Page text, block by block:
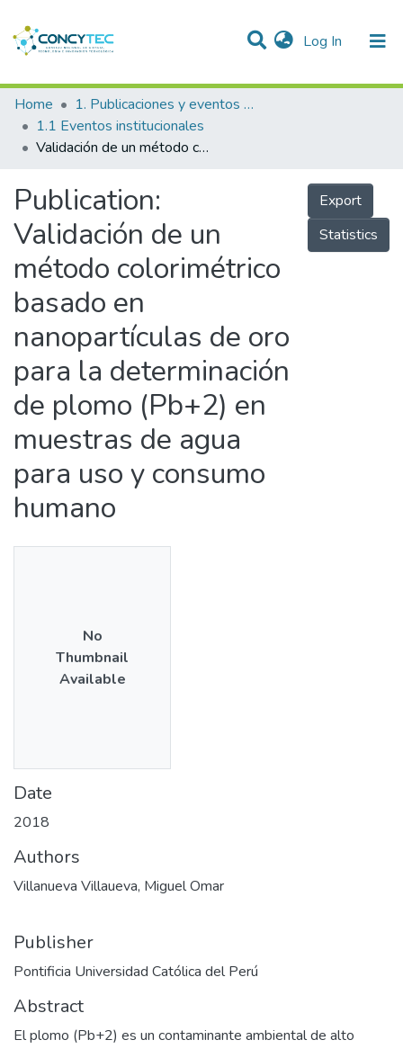
Log In (current)
Communities & Collections
Research Outputs
People
Statistics
Home
1. Publicaciones y eventos institucionales
1.1 Eventos institucionales
Validación de un método colorimétrico basado en nanopartículas de oro para la determinación de plomo (Pb+2) en muestras de agua para uso y consumo humano
Publication:
Validación de un
método colorimétrico
basado en
nanopartículas de oro
para la determinación
de plomo (Pb+2) en
muestras de agua
para uso y consumo
humano
Export
Statistics
No
Thumbnail
Available
Date
2018
Authors
Villanueva Villaueva, Miguel Omar
Publisher
Pontificia Universidad Católica del Perú
Abstract
El plomo (Pb+2) es un contaminante ambiental de alto